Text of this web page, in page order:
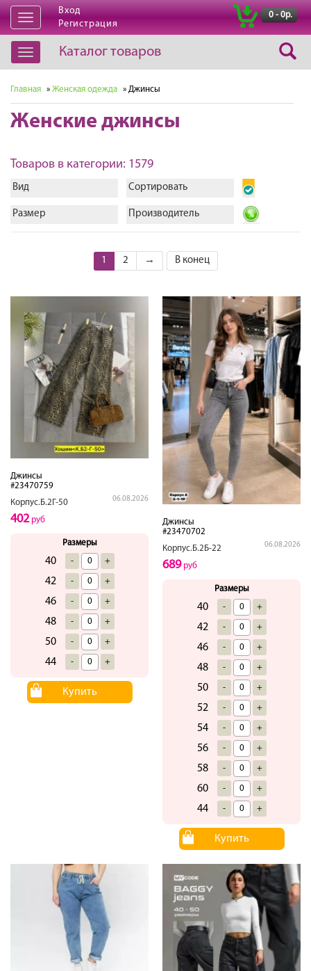
Открыть
навигацию
Вход
Регистрация
0 - 0р.
Открыть
навигацию
Каталог товаров
Главная » Женская одежда » Джинсы
Женские джинсы
Товаров в категории: 1579
Вид Сортировать
Размер Производитель
1 2 → В конец
Джинсы
#23470759
Корпус.Б.2Г-50
06.08.2026
402руб
Размеры
40 - +
42 - +
46 - +
48 - +
50 - +
44 - +
Купить
Джинсы
#23470702
Корпус.Б.2Б-22
06.08.2026
689руб
Размеры
40 - +
42 - +
46 - +
48 - +
50 - +
52 - +
54 - +
56 - +
58 - +
60 - +
44 - +
Купить